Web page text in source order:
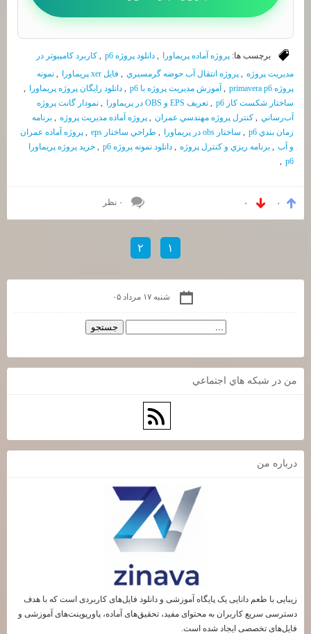
برچسب ها: پروژه آماده پريماورا , دانلود پروژه p6 , كاربرد كامپيوتر در
مديريت پروژه , پروژه انتقال آب حوضه گرمسيري , فايل xer پريماورا , نمونه
پروژه primavera p6
, آموزش مديريت پروژه با p6 , دانلود رايگان پروژه پريماورا
,
ساختار شكست كار p6
, تعريف EPS و OBS در پريماورا , نمودار گانت پروژه
آب‌رساني , كنترل پروژه مهندسي عمران , پروژه آماده مديريت پروژه , برنامه
زمان بندي p6
, ساختار obs در پريماورا , طراحي ساختار eps , پروژه آماده عمران
و آب , برنامه ريزي و كنترل پروژه , دانلود نمونه پروژه p6 , خريد پروژه پريماورا
p6
,
۰ ۰ ۰ نظر
۱ ۲
شنبه ۱۷ مرداد ۰۵
من در شبكه هاي اجتماعي
درباره من
زیبایی با طعم دانایی یک پایگاه آموزشی و دانلود فایل‌های کاربردی است که با هدف
دسترسی سریع کاربران به محتوای مفید، تحقیق‌های آماده، پاورپوینت‌های آموزشی و
فایل‌های تخصصی ایجاد شده است.